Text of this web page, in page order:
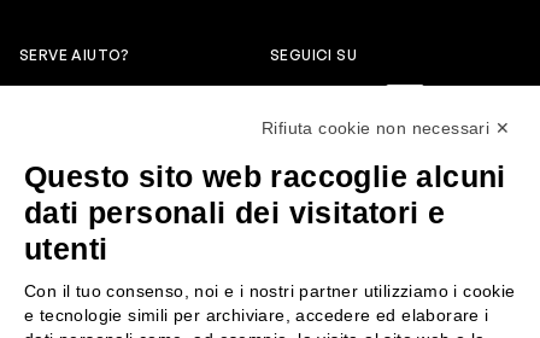
SERVE AIUTO?
servizioclienti@rossiprofumi.it
SEGUICI SU
SERVIZIO CLIENTI
Resi e rimborsi
Pagamenti
Chi siamo
Contattaci
Rifiuta cookie non necessari ✕
Questo sito web raccoglie alcuni
dati personali dei visitatori e
utenti
Con il tuo consenso, noi e i nostri partner utilizziamo i cookie
e tecnologie simili per archiviare, accedere ed elaborare i